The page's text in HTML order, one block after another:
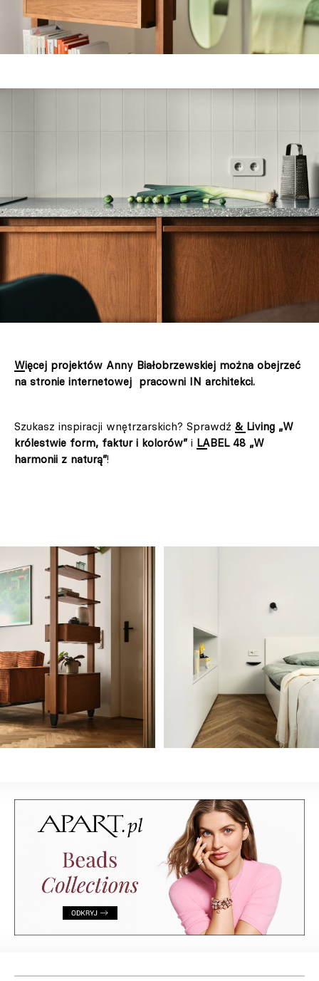
Więcej projektów Anny Białobrzewskiej można obejrzeć
na stronie internetowej pracowni IN architekci.
Szukasz inspiracji wnętrzarskich? Sprawdź & Living „W
królestwie form, faktur i kolorów” i LABEL 48 „W
harmonii z naturą”!